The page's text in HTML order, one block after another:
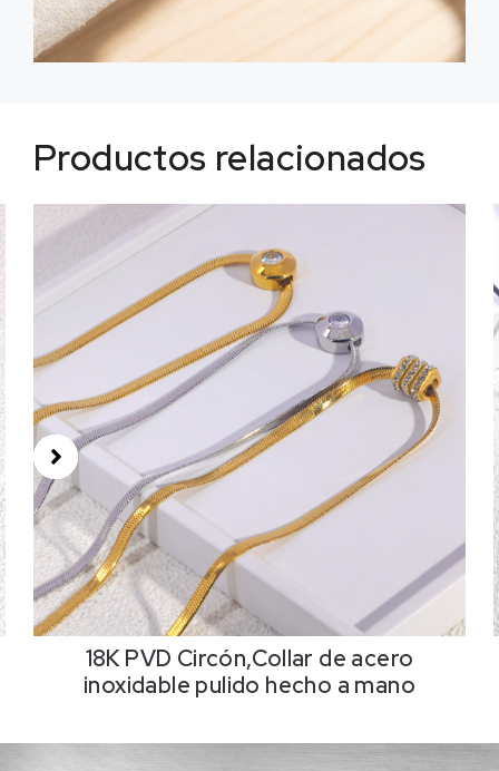
Productos relacionados
18K PVD Circón,Collar de acero
inoxidable pulido hecho a mano